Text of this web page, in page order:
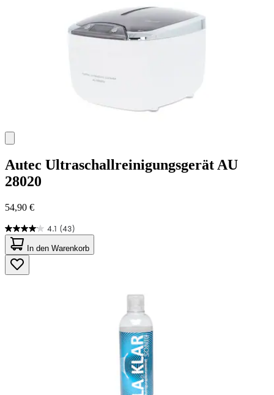
Autec Ultraschallreinigungsgerät AU
28020
54,90 €
4.1 (43)
4.1
von
5
Sternen.
43
In den Warenkorb